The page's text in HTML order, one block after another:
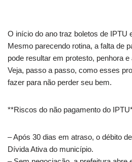
O início do ano traz boletos de IPTU
Mesmo parecendo rotina, a falta de
pode resultar em protesto, penhora
Veja, passo a passo, como esses
fazer para não perder seu bem.
**Riscos do não pagamento do
– Após 30 dias em atraso, o débito
Dívida Ativa do município.